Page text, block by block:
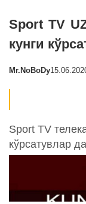
Sport TV
кунги
Mr.NoBoDy
Sport TV
кўрсатувлар